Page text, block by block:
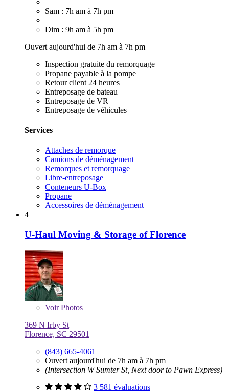
Sam : 7h am à 7h pm
Dim : 9h am à 5h pm
Ouvert aujourd'hui de 7h am à 7h pm
Inspection gratuite du remorquage
Propane payable à la pompe
Retour client 24 heures
Entreposage de bateau
Entreposage de VR
Entreposage de véhicules
Services
Attaches de remorque
Camions de déménagement
Remorques et remorquage
Libre-entreposage
Conteneurs U-Box
Propane
Accessoires de déménagement
4
U-Haul Moving & Storage of Florence
VoirPhotos
369 N Irby St
Florence, SC 29501
(843) 665-4061
Ouvert aujourd'hui de 7h am à 7h pm
(Intersection W Sumter St, Next door to Pawn Express)
3 581 évaluations